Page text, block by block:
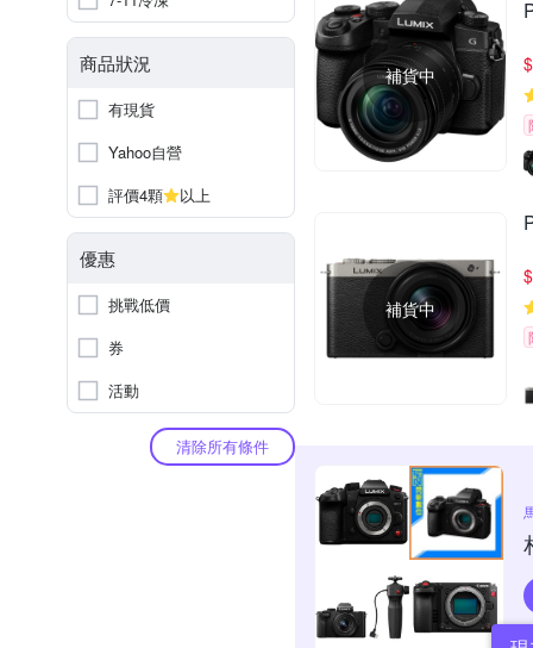
商品狀況
有現貨
Yahoo自營
評價4顆
以上
優惠
挑戰低價
券
活動
清除所有條件
補貨中 $
補貨中
$